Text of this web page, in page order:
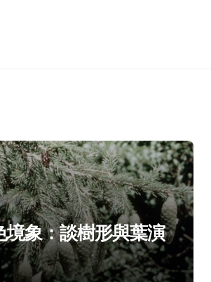
精選
境象：談樹形與葉演